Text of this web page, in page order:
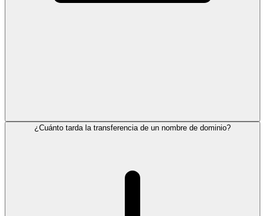
¿Cuánto tarda la transferencia de un nombre de dominio?